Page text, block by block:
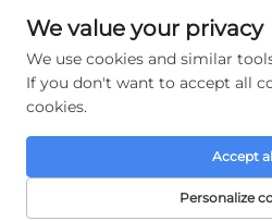
[email protected]
Copyright © 2025 Jiangsu Jiashida
Rechte vorbehalten.
We value your privacy
We use cookies and similar
If you don't want to accept all
cookies.
Personalize
Accept